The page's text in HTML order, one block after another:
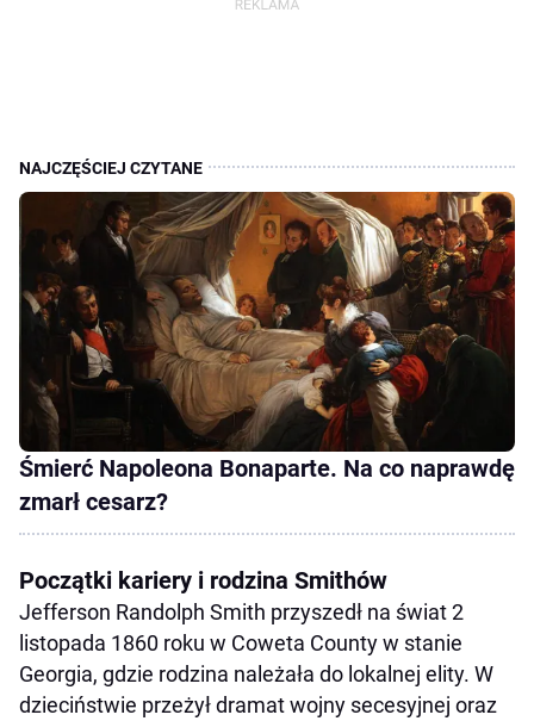
Śmierć Napoleona Bonaparte. Na co naprawdę
zmarł cesarz?
Początki kariery i rodzina Smithów
Jefferson Randolph Smith przyszedł na świat 2
listopada 1860 roku w Coweta County w stanie
Georgia, gdzie rodzina należała do lokalnej elity. W
dzieciństwie przeżył dramat wojny secesyjnej oraz